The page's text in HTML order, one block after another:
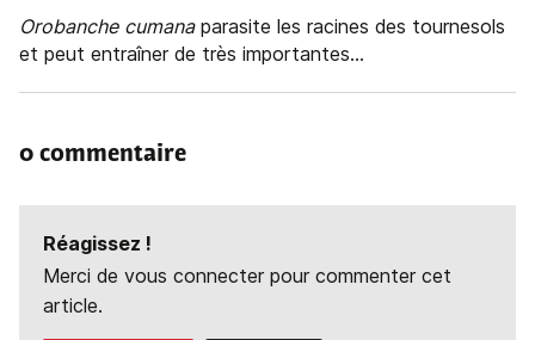
Orobanche cumanaparasite les racines des tournesols
et peut entraîner de très importantes...
0 commentaire
Réagissez !
Merci de vous connecter pour commenter cet
article.